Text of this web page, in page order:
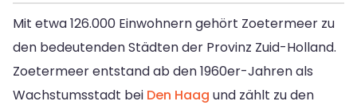
Mit etwa 126.000 Einwohnern gehört Zoetermeer zu
den bedeutenden Städten der Provinz Zuid-Holland.
Zoetermeer entstand ab den 1960er-Jahren als
Wachstumsstadt bei Den Haag und zählt zu den